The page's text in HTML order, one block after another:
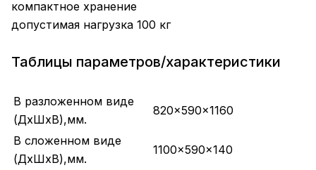
компактное хранение
допустимая нагрузка 100 кг
Таблицы параметров/характеристики
В разложенном виде
(ДхШхВ),мм.
820x590x1160
В сложенном виде
(ДхШхВ),мм.
1100x590x140